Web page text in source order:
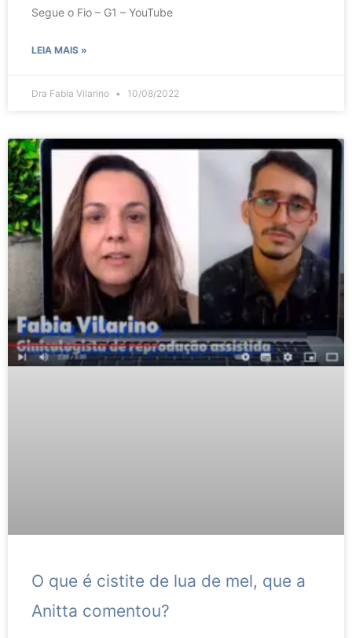
Segue o Fio – G1 – YouTube
LEIA MAIS »
Dra Fabia Vilarino 10/08/2022
O que é cistite de lua de mel, que a
Anitta comentou?